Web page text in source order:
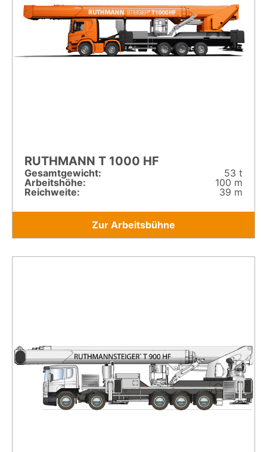
RUTHMANN T 1000 HF
Gesamt­gewicht:
53 t
Arbeitshöhe:
100 m
Reichweite:
39 m
Zur Arbeitsbühne